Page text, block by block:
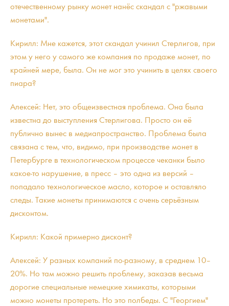
отечественному рынку монет нанёс скандал с "ржавыми
монетами".
Кирилл: Мне кажется, этот скандал учинил Стерлигов, при
этом у него у самого же компания по продаже монет, по
крайней мере, была. Он не мог это учинить в целях своего
пиара?
Алексей: Нет, это общеизвестная проблема. Она была
известна до выступления Стерлигова. Просто он её
публично вынес в медиапространство. Проблема была
связана с тем, что, видимо, при производстве монет в
Петербурге в технологическом процессе чеканки было
какое-то нарушение, в пресс – это одна из версий –
попадало технологическое масло, которое и оставляло
следы. Такие монеты принимаются с очень серьёзным
дисконтом.
Кирилл: Какой примерно дисконт?
Алексей: У разных компаний по-разному, в среднем 10–
20%. Но там можно решить проблему, заказав весьма
дорогие специальные немецкие химикаты, которыми
можно монеты протереть. Но это полбеды. С "Георгием"